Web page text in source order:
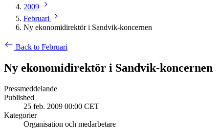
2009
Februari
Ny ekonomidirektör i Sandvik-koncernen
Back to Februari
Ny ekonomidirektör i Sandvik-koncernen
Pressmeddelande
Published
25 feb. 2009 00:00 CET
Kategorier
Organisation och medarbetare